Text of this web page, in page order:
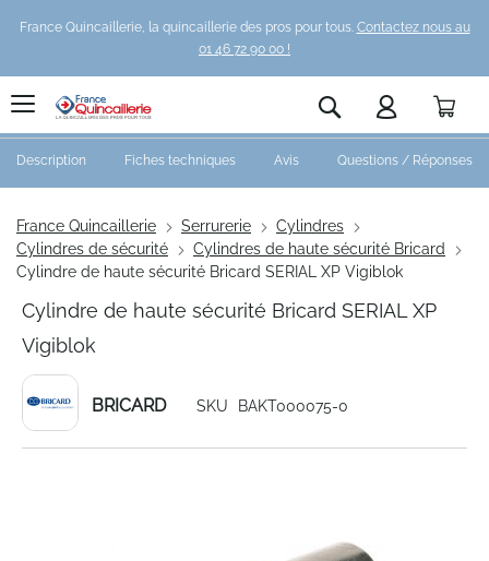
France Quincaillerie, la quincaillerie des pros pour tous. Contactez nous au
01 46 72 90 00 !
Rechercher
France Quincaillerie Serrurerie
Cylindres
Cylindres de sécurité
Cylindres de haute sécurité Bricard
Cylindre de haute sécurité Bricard SERIAL XP Vigiblok
Cylindre de haute sécurité Bricard SERIAL XP
Vigiblok
BRICARD SKU BAKT000075-0
Description Fiches techniques Avis Questions / Réponses